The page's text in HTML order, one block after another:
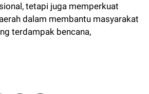
tetapi juga memperkuat
dalam membantu masyarakat
terdampak bencana,